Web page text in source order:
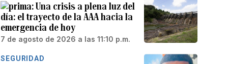
Una crisis a plena luz del
día: el trayecto de la AAA hacia la
emergencia de hoy
7 de agosto de 2026 a las 11:10 p.m.
SEGURIDAD